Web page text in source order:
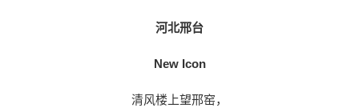
河北邢台
New Icon
清风楼上望邢窑，